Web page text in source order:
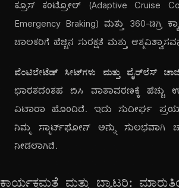
ಕ್ರೂಸ್ ಕಂಟ್ರೋಲ್ (Adaptive Cruise
Emergency Braking) ಮತ್ತು 360-ಡಿಗ್ರಿ
ಚಾಲಕರಿಗೆ ಹೆಚ್ಚಿನ ಸುರಕ್ಷತೆ ಮತ್ತು
ವೆಂಟಿಲೇಟೆಡ್ ಸೀಟ್‌ಗಳು ಮತ್ತು ವೈರ್‌ಲೆಸ್
ಭಾರತದಂತಹ ಬಿಸಿ ವಾತಾವರಣಕ್ಕೆ ಹೆಚ್ಚು
ವಿಟಾರಾ ಹೊಂದಿದೆ. ಇದು ಸುದೀರ್ಘ
ನಿಮ್ಮ ಸ್ಮಾರ್ಟ್‌ಫೋನ್ ಅನ್ನು ಸುಲಭವಾಗಿ
ನೀಡಲಾಗಿದೆ.